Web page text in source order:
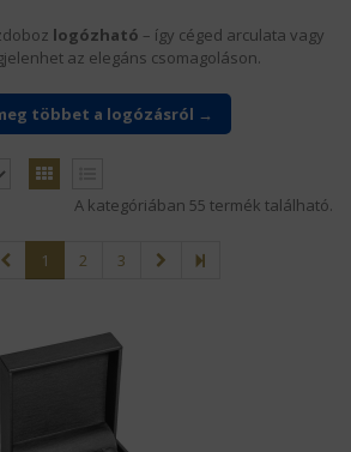
logózható – így céged arculata vagy
az elegáns csomagoláson.
többet a logózásról →
A kategóriában 55 termék található.
1 2 3